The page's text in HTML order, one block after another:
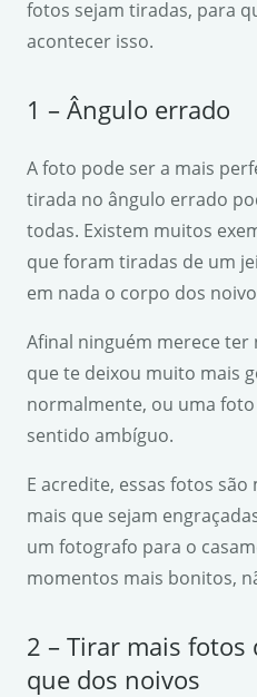
fotos sejam tiradas, para
acontecer isso.
1 – Ângulo errado
A foto pode ser a mais
tirada no ângulo errado
todas. Existem muitos
que foram tiradas de um
em nada o corpo dos
Afinal ninguém merece
que te deixou muito mais
normalmente, ou uma
sentido ambíguo.
E acredite, essas fotos
mais que sejam
um fotografo para o
momentos mais bonitos,
2 – Tirar mais fotos
que dos noivos